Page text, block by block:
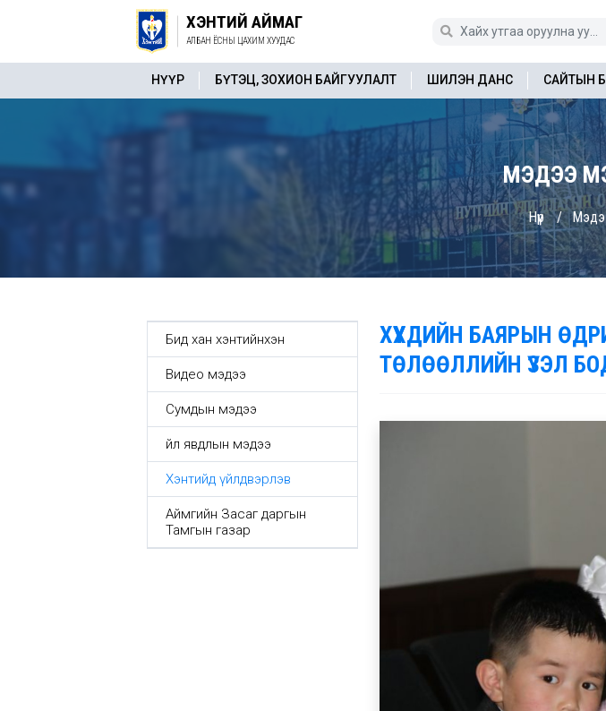
ХЭНТИЙ АЙМАГ
АЛБАН ЁСНЫ ЦАХИМ ХУУДАС
НҮҮР БҮТЭЦ, ЗОХИОН БАЙГУУЛАЛТ ШИЛЭН ДАНС САЙТЫН
МЭДЭЭ
Нүүр
Бид хан хэнтийнхэн
Видео мэдээ
Сумдын мэдээ
Үйл явдлын мэдээ
Хэнтийд үйлдвэрлэв
Аймгийн Засаг даргын
Тамгын газар
ХҮҮХДИЙН БАЯРЫН
ТӨЛӨӨЛЛИЙН ҮЗЭЛ